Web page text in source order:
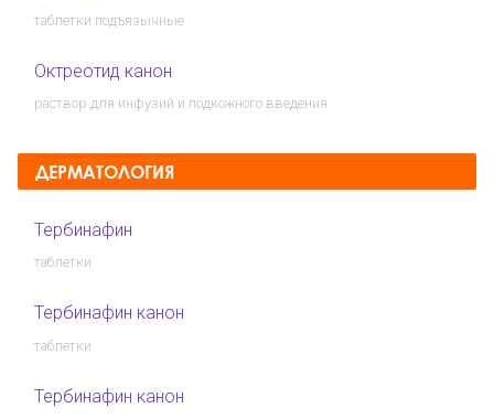
таблетки подъязычные
Октреотид канон
раствор для инфузий и подкожного введения
ДЕРМАТОЛОГИЯ
Тербинафин
таблетки
Тербинафин канон
таблетки
Тербинафин канон